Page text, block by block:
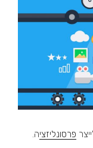
פרסונליזציה.